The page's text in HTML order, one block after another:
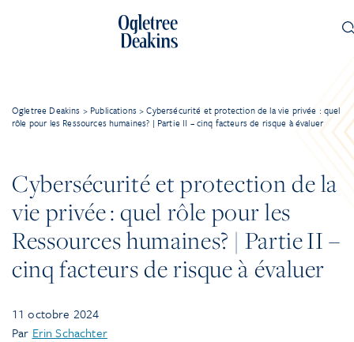
Ogletree Deakins > Publications >Cybersécurité et protection de la vie privée : quel
rôle pour les Ressources humaines? | Partie II – cinq facteurs de risque à évaluer
Cybersécurité et protection de la
vie privée : quel rôle pour les
Ressources humaines? | Partie II –
cinq facteurs de risque à évaluer
11 octobre 2024
Par Erin Schachter